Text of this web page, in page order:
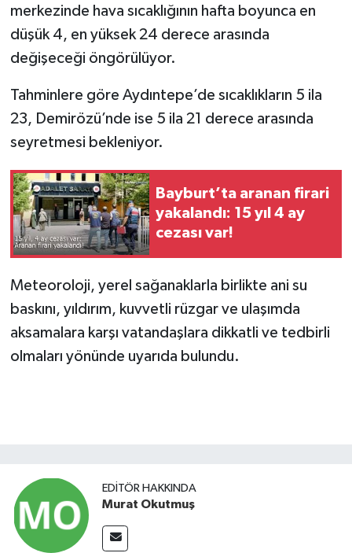
merkezinde hava sıcaklığının hafta boyunca en
düşük 4, en yüksek 24 derece arasında
değişeceği öngörülüyor.
Tahminlere göre Aydıntepe’de sıcaklıkların 5 ila
23, Demirözü’nde ise 5 ila 21 derece arasında
seyretmesi bekleniyor.
Bayburt’ta aranan firari
yakalandı: 15 yıl 4 ay
cezası var!
Meteoroloji, yerel sağanaklarla birlikte ani su
baskını, yıldırım, kuvvetli rüzgar ve ulaşımda
aksamalara karşı vatandaşlara dikkatli ve tedbirli
olmaları yönünde uyarıda bulundu.
EDITÖR HAKKINDA
Murat Okutmuş